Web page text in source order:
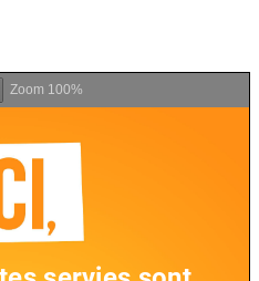
Zoom 100%